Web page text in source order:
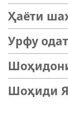
Ҳаёти
Урфу
Шоҳиди